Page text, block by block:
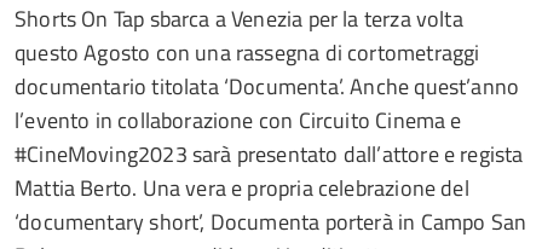
Shorts On Tap sbarca a Venezia per la terza volta
questo Agosto con una rassegna di cortometraggi
documentario titolata ‘Documenta’. Anche quest’anno
l’evento in collaborazione con Circuito Cinema e
#CineMoving2023 sarà presentato dall’attore e regista
Mattia Berto. Una vera e propria celebrazione del
‘documentary short’, Documenta porterà in Campo San